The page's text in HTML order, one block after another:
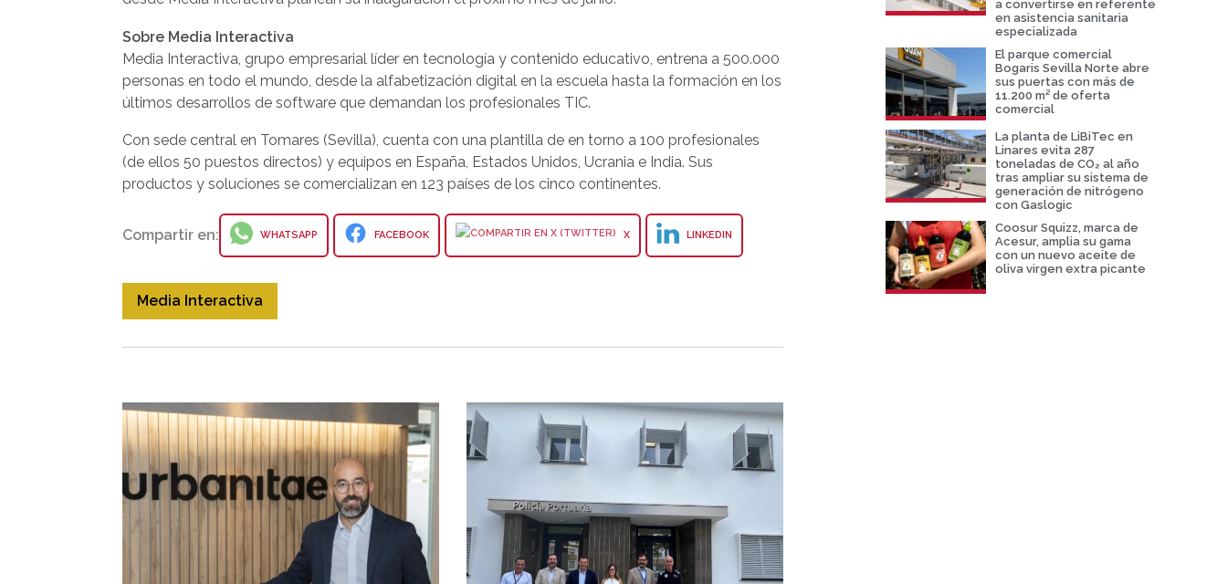
Sobre Media Interactiva
Media Interactiva, grupo empresarial líder en tecnología y contenido educativo, entrena a 500.000
personas en todo el mundo, desde la alfabetización digital en la escuela hasta la formación en los
últimos desarrollos de software que demandan los profesionales TIC.
Con sede central en Tomares (Sevilla), cuenta con una plantilla de en torno a 100 profesionales
(de ellos 50 puestos directos) y equipos en España, Estados Unidos, Ucrania e India. Sus
productos y soluciones se comercializan en 123 países de los cinco continentes.
Compartir en: WHATSAPP FACEBOOK X LINKEDIN
Media Interactiva
a convertirse en referente
en asistencia sanitaria
especializada
El parque comercial
Bogaris Sevilla Norte abre
sus puertas con más de
11.200 m² de oferta
comercial
La planta de LiBiTec en
Linares evita 287
toneladas de CO₂ al año
tras ampliar su sistema de
generación de nitrógeno
con Gaslogic
Coosur Squizz, marca de
Acesur, amplia su gama
con un nuevo aceite de
oliva virgen extra picante